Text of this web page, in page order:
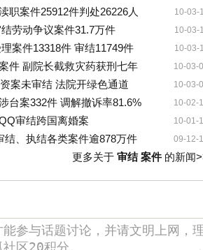
10-03-
职案件25912件判处26226人
10-03-
劳动争议案件31.7万件
10-03-
案件13318件 审结11749件
10-03-
件 副院长截救灾药获刑七年
10-03-
案未审结 法院开绿色通道
10-02-
台案332件 调解撤诉率81.6%
10-01-
审结跨国离婚案
09-12-
结、执结各类案件逾878万件
更多关于 审结 案件的新闻